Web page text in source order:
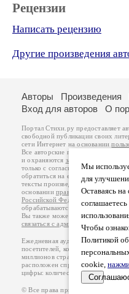
Рецензии
Написать рецензию
Другие произведения
Мы
для
Оставаясь на
Чтобы
Политикой
cookie,
Авторы Произведения
Вход для авторов
О
Портал Стихи.ру предоставляет
свободной публикации своих
сети Интернет на основании
Все авторские права на
и охраняются законом
.
только с согласия его автора, к
обратиться на его авторской
тексты произведений авторы несут
основанииправил публикациии
Российской Федерации
обрабатываются на основании
Вы также можете посмотреть
связаться с администрацией
Ежедневная аудитория портала
посетителей, которые в общей
миллионов страниц по данным
расположен справа от этого
цифры: количество просмотров и
© Все права принадлежат